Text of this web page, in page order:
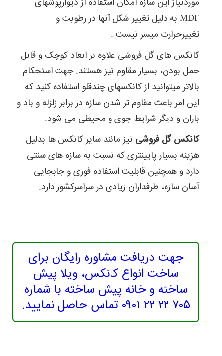
موردنیاز این سازه امکان استفاده از دیوارپوشهای
MDF به دلیل تغییر شکل آنها در رطوبت و
تغییرحرارت میسر نیست .
کانکس های گل فروشی علاوه بر ابعاد کوچک و قابل
حمل بودن، بسیار مقاوم نیز هستند. جهت استحکام
بالاتر میتوانید از کانکسهای چندقلو استفاده کنید که
این امر باعث مقاوم تر شدن سازه در برابر زلزله و باد و
باران و دیگر شرایط جوی و محیطی می شود.
کانکس گل فروشی نیز مانند سایر کانکس ها بدلیل
هزینه بسیار پایینتری که نسبت به سازه های سنتی
دارد و همچنین قابلیت استفاده فوری و جابجایی
آسان سازه، طرفداران زیادی در سراسرکشور دارد.
جهت دریافت مشاوره رایگان برای
ساخت انواع کانکس، ویلا پیش
ساخته و خانه پیش ساخته با شماره
۷۰۵ ۲۲ ۲۲ ۰۹۰۱ تماس حاصل نمایید.